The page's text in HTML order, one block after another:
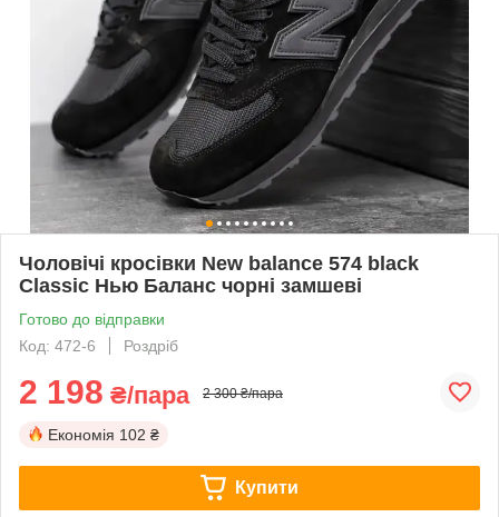
Чоловічі кросівки New balance 574 black
Classic Нью Баланс чорні замшеві
Готово до відправки
Код: 472-6
Роздріб
2 198 ₴/пара 2 300 ₴/пара
Економія 102 ₴
Купити